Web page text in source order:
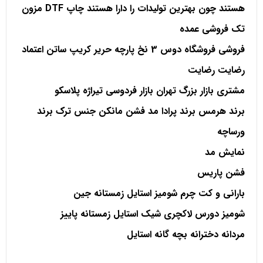
هستند چون بهترین تولیدات را دارا هستند چاپ
DTF مزون
تک فروشی عمده
فروشی فروشگاه دوس 3 نخ پارچه حریر کریپ ساتن اعتماد
رضایت رضایت
مشتری بازار بزرگ تهران بازار فردوسی تیراژه پلاسکو
برند هرمس برند پرادا مد فشن مانکن جنس ترک برند
ورساچه
نمایش مد
فشن پاریس
بارانی و کت چرم شومیز استایل زمستانه جین
شومیز دورس لاکچری شیک استایل زمستانه پاییز
مردانه دخترانه بچه گانه استایل